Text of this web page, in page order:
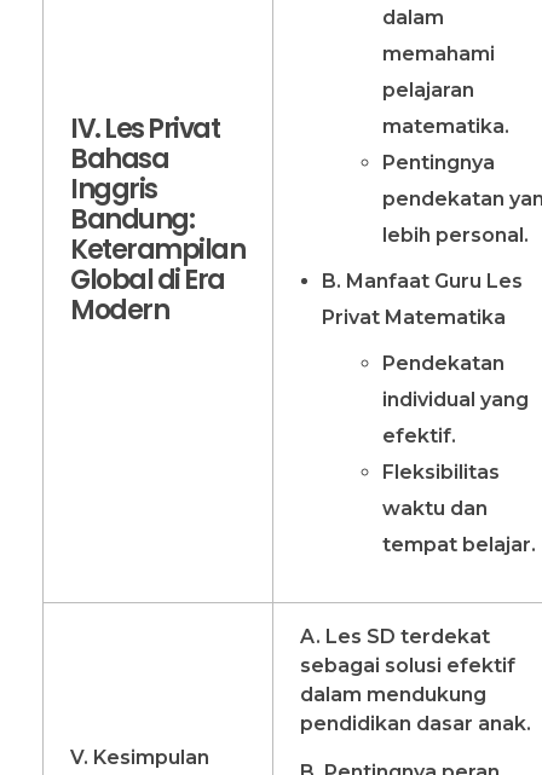
IV. Les Privat
Bahasa
Inggris
Bandung:
Keterampilan
Global di Era
Modern
dalam
memahami
pelajaran
matematika.
Pentingnya
pendekatan
lebih personal.
B. Manfaat Guru Les
Privat Matematika
Pendekatan
individual yang
efektif.
Fleksibilitas
waktu dan
tempat belajar.
V. Kesimpulan
A. Les SD terdekat
sebagai solusi efektif
dalam mendukung
pendidikan dasar anak.